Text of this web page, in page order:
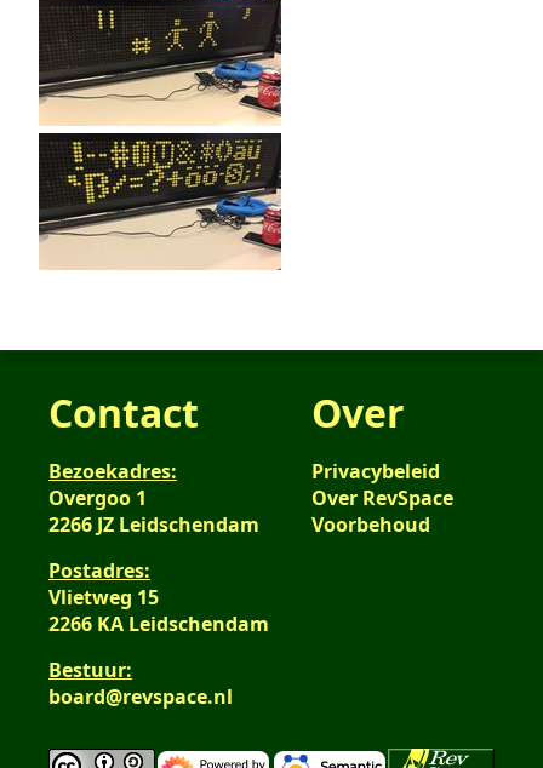
Contact
Bezoekadres:
Overgoo 1
2266 JZ Leidschendam
Postadres:
Vlietweg 15
2266 KA Leidschendam
Bestuur:
board@revspace.nl
Over
Privacybeleid
Over RevSpace
Voorbehoud